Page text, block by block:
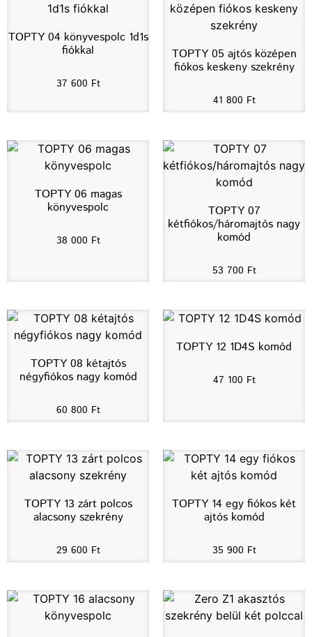
TOPTY 04 könyvespolc 1d1s
fiókkal
37 600 Ft
TOPTY 05 ajtós középen
fiókos keskeny szekrény
41 800 Ft
TOPTY 06 magas
könyvespolc
38 000 Ft
TOPTY 07
kétfiókos/háromajtós nagy
komód
53 700 Ft
TOPTY 08 kétajtós
négyfiókos nagy komód
60 800 Ft
TOPTY 12 1D4S komód
47 100 Ft
TOPTY 13 zárt polcos
alacsony szekrény
29 600 Ft
TOPTY 14 egy fiókos két
ajtós komód
35 900 Ft